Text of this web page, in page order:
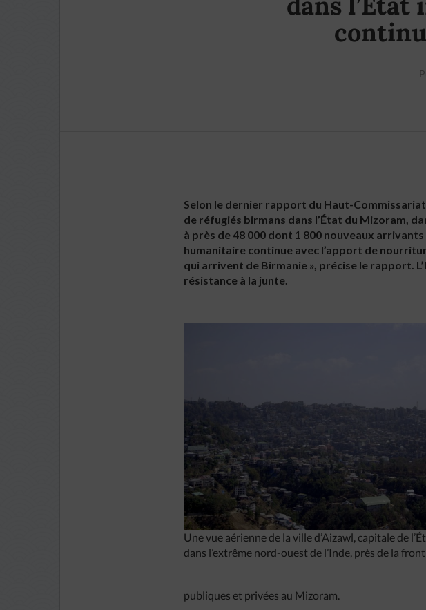
Selon le dernier rapport du Haut-
de réfugiés birmans dans l’État du Mizoram,
à près de 48 000 dont 1 800 nouveaux
humanitaire continue avec l’apport de
qui arrivent de Birmanie », précise le rapport.
résistance à la junte.
Une vue aérienne de la ville d’Aizawl, capitale de
dans l’extrême nord-ouest de l’Inde, près de la
publiques et privées au Mizoram.